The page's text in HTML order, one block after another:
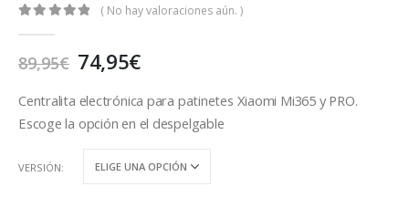
( No hay valoraciones aún. )
89,95€ El
precio
original
era:
89,95€.
74,95€El
actual
es:
74,95€.
Centralita electrónica para patinetes Xiaomi Mi365 y PRO.
Escoge la opción en el despelgable
VERSIÓN